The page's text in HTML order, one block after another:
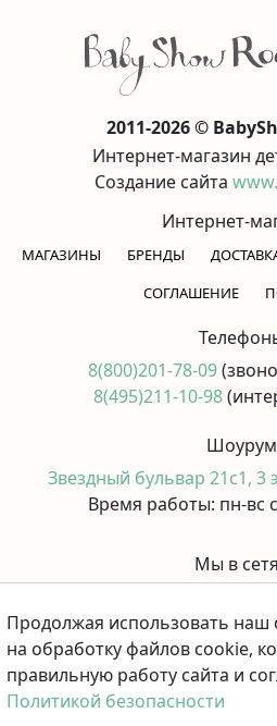
2011-2026 ©
Интернет-магазин
Создание сайта
Интернет-
МАГАЗИНЫ БРЕНДЫ
CОГЛАШЕНИЕ
8(800)201-78-09
8(495)211-10-98
Звездный бульвар 21с1, 3
Время работы: пн-вс
Мы в
Принимаем к
Продолжая использовать наш
на обработку файлов cookie,
правильную работу сайта и
Политикой безопасности